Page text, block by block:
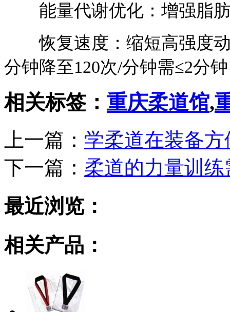
能量代谢优化：增强脂肪
恢复速度：缩短高强度动
分钟降至120次/分钟需≤2分
相关标签： 重庆柔道馆,
上一篇： 学柔道在装备
下一篇： 柔道的力量训
最近浏览：
相关产品：